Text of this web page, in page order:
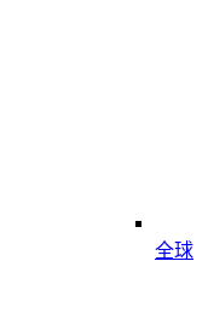
全球